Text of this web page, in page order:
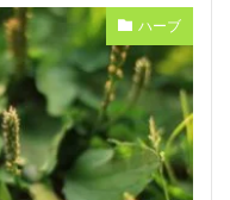
ハーブ